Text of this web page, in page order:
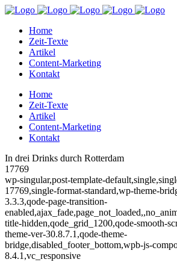
Home
Zeit-Texte
Artikel
Content-Marketing
Kontakt
Home
Zeit-Texte
Artikel
Content-Marketing
Kontakt
In drei Drinks durch Rotterdam
17769
wp-singular,post-template-
17769,single-format-standard,wp-theme-
3.3.3,qode-page-transition-
title-hidden,qode_grid_1200,qode-smooth-
theme-ver-30.8.7.1,qode-theme-
bridge,disabled_footer_bottom,wpb-js-
8.4.1,vc_responsive